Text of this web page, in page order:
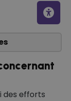
des efforts